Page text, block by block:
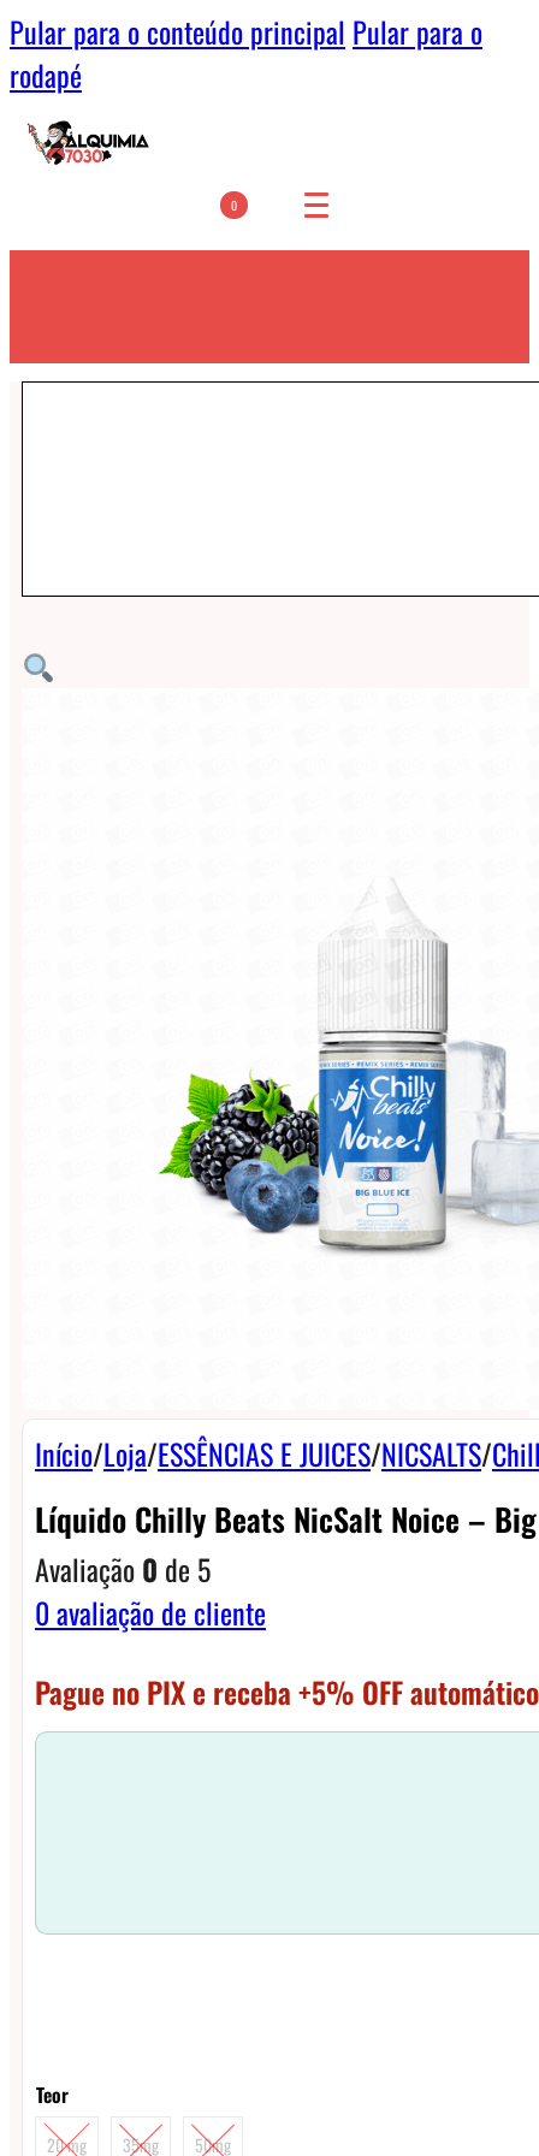
Pular para o conteúdo principal Pular para o
rodapé
0
Início/Loja/ESSÊNCIAS E JUICES/NICSALTS/
Líquido Chilly Beats NicSalt Noice –
Avaliação0 de 5
0avaliação de cliente
Pague no PIX e receba +5% OFF
Teor
20 mg 35mg 50mg